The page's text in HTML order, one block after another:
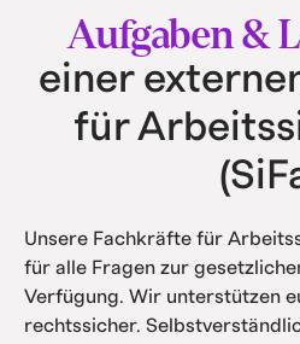
Aufgaben &
einer
für
Unsere Fachkräfte für
für alle Fragen zur
Verfügung. Wir unterstützen
rechtssicher.